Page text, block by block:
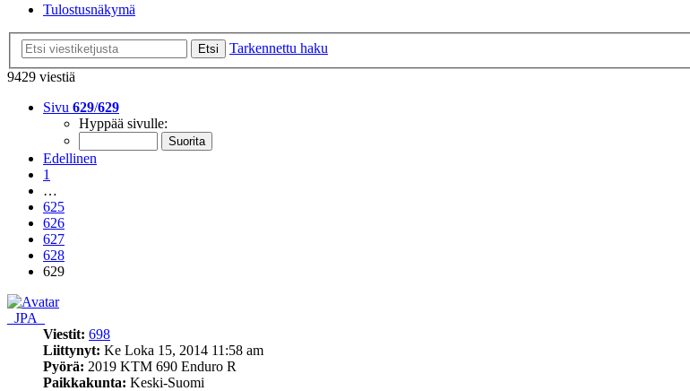
Tulostusnäkymä
Etsi
Tarkennettu haku
9429 viestiä
Sivu 629/629
Hyppää sivulle:
Edellinen
1
…
625
626
627
628
629
_JPA_
Viestit: 698
Liittynyt: Ke Loka 15, 2014 11:58 am
Pyörä: 2019 KTM 690 Enduro R
Paikkakunta: Keski-Suomi